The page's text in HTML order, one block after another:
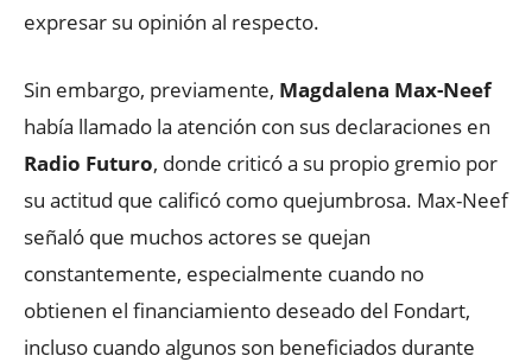
expresar su opinión al respecto.
Sin embargo, previamente, Magdalena Max-Neef
había llamado la atención con sus declaraciones en
Radio Futuro, donde criticó a su propio gremio por
su actitud que calificó como quejumbrosa. Max-Neef
señaló que muchos actores se quejan
constantemente, especialmente cuando no
obtienen el financiamiento deseado del Fondart,
incluso cuando algunos son beneficiados durante